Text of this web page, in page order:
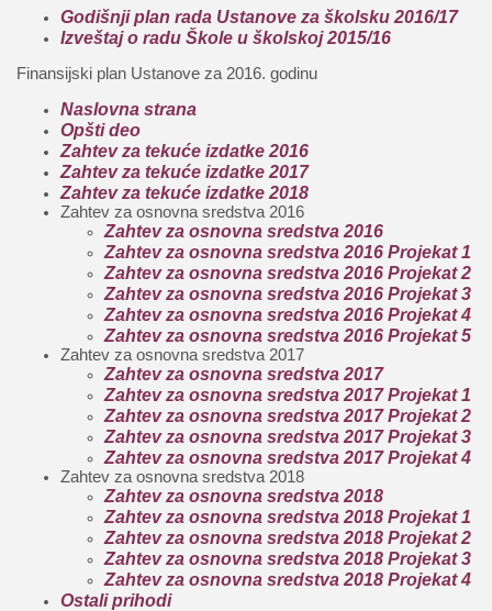
Godišnji plan rada Ustanove za školsku 2016/17
Izveštaj o radu Škole u školskoj 2015/16
Finansijski plan Ustanove za 2016. godinu
Naslovna strana
Opšti deo
Zahtev za tekuće izdatke 2016
Zahtev za tekuće izdatke 2017
Zahtev za tekuće izdatke 2018
Zahtev za osnovna sredstva 2016
Zahtev za osnovna sredstva 2016
Zahtev za osnovna sredstva 2016 Projekat 1
Zahtev za osnovna sredstva 2016 Projekat 2
Zahtev za osnovna sredstva 2016 Projekat 3
Zahtev za osnovna sredstva 2016 Projekat 4
Zahtev za osnovna sredstva 2016 Projekat 5
Zahtev za osnovna sredstva 2017
Zahtev za osnovna sredstva 2017
Zahtev za osnovna sredstva 2017 Projekat 1
Zahtev za osnovna sredstva 2017 Projekat 2
Zahtev za osnovna sredstva 2017 Projekat 3
Zahtev za osnovna sredstva 2017 Projekat 4
Zahtev za osnovna sredstva 2018
Zahtev za osnovna sredstva 2018
Zahtev za osnovna sredstva 2018 Projekat 1
Zahtev za osnovna sredstva 2018 Projekat 2
Zahtev za osnovna sredstva 2018 Projekat 3
Zahtev za osnovna sredstva 2018 Projekat 4
Ostali prihodi